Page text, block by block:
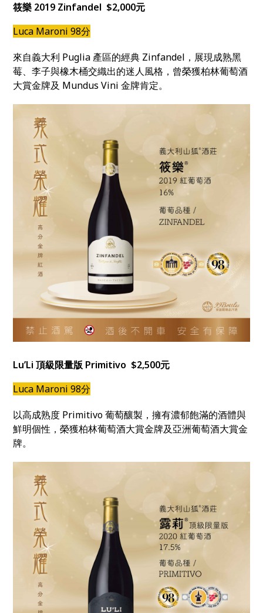
筱樂 2019 Zinfandel $2,000元
Luca Maroni 98分
來自義大利 Puglia 產區的經典 Zinfandel，展現成熟黑
莓、李子與橡木桶交織出的迷人風格，曾榮獲柏林葡萄酒
大賞金牌及 Mundus Vini 金牌肯定。
Lu’Li 頂級限量版 Primitivo $2,500元
Luca Maroni 98分
以高成熟度 Primitivo 葡萄釀製，擁有濃郁飽滿的酒體與
鮮明個性，榮獲柏林葡萄酒大賞金牌及亞洲葡萄酒大賞金
牌。